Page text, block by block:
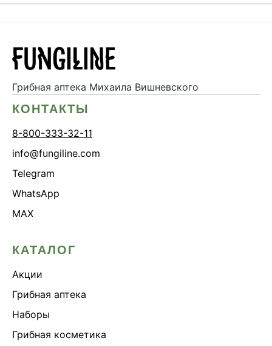
Грибная аптека Михаила Вишневского
КОНТАКТЫ
8-800-333-32-11
info@fungiline.com
Telegram
WhatsApp
MAX
КАТАЛОГ
Акции
Грибная аптека
Наборы
Грибная косметика